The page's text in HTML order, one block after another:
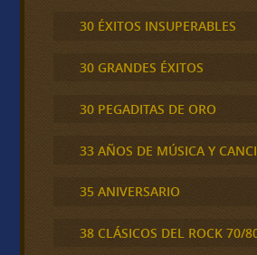
30 ÉXITOS INSUPERABLES
30 GRANDES ÉXITOS
30 PEGADITAS DE ORO
33 AÑOS DE MÚSICA Y
35 ANIVERSARIO
38 CLÁSICOS DEL ROCK 70/